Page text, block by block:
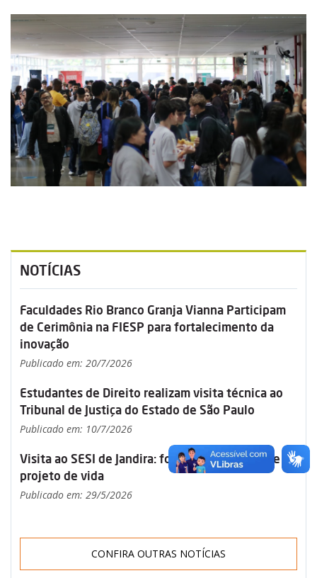
NOTÍCIAS
Faculdades Rio Branco Granja Vianna Participam
de Cerimônia na FIESP para fortalecimento da
inovação
Publicado em: 20/7/2026
Estudantes de Direito realizam visita técnica ao
Tribunal de Justiça do Estado de São Paulo
Publicado em: 10/7/2026
Visita ao SESI de Jandira: formação, propósito e
projeto de vida
Publicado em: 29/5/2026
CONFIRA OUTRAS NOTÍCIAS